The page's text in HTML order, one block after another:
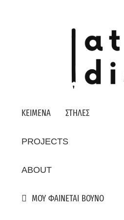
ΚΕΙΜΕΝΑ ΣΤΗΛΕΣ
PROJECTS
ABOUT
ΜΟΥ ΦΑΙΝΕΤΑΙ ΒΟΥΝΟ